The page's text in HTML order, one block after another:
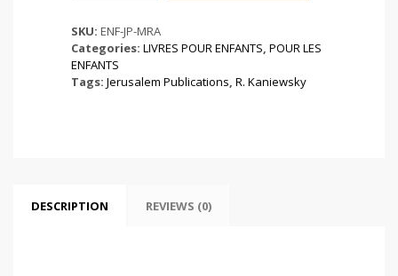
quantity
SKU: ENF-JP-MRA
Categories: LIVRES POUR ENFANTS POUR LES
ENFANTS
Tags: Jerusalem Publications R. Kaniewsky
DESCRIPTION REVIEWS (0)